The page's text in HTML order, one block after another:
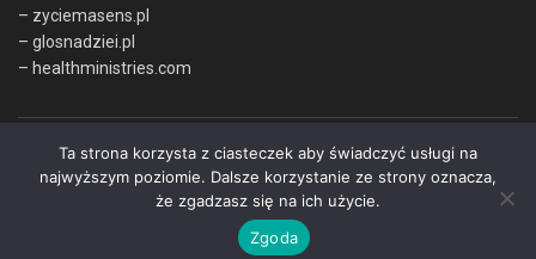
– zyciemasens.pl
– glosnadziei.pl
– healthministries.com
O nas Kontakt Regulamin Polityka Prywatności
© 2023 sprawyzdrowia.pl | Wdrożenie:Go3.pl
Ta strona korzysta z ciasteczek aby świadczyć usługi na
najwyższym poziomie. Dalsze korzystanie ze strony oznacza,
że zgadzasz się na ich użycie.
Zgoda